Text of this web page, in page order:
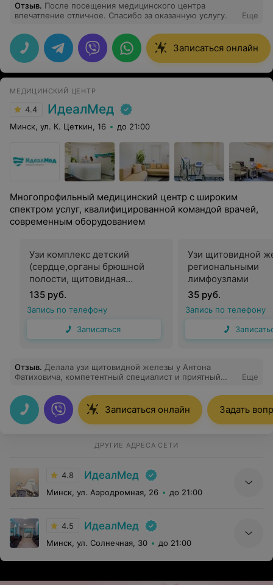
Отзыв. После посещения медицинского центра
впечатление отличное. Спасибо за оказанную услугу.
Еще
Записаться онлайн
МЕДИЦИНСКИЙ ЦЕНТР
4.4 ИдеалМед
Минск, ул. К. Цеткин, 16 до 21:00
Многопрофильный медицинский центр с широким
спектром услуг, квалифицированной командой врачей,
современным оборудованием
Узи комплекс детский
(сердце,органы брюшной
полости, щитовидная
железа)
135 руб.
Запись по телефону
Записаться
Узи щитовидной
региональными
лимфоузлами
35 руб.
Запись по телефону
Отзыв. Делала узи щитовидной железы у Антона
Фатиховича, компетентный специалист и приятный
Еще
Записаться онлайн Задать
ДРУГИЕ АДРЕСА СЕТИ
4.8 ИдеалМед
Минск, ул. Аэродромная, 26 до 21:00
4.5 ИдеалМед
Минск, ул. Солнечная, 30 до 21:00